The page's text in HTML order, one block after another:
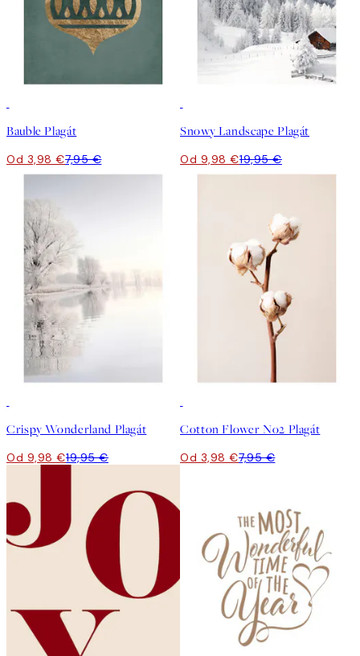
Bauble Plagát
Od 3,98 €7,95 €
Snowy Landscape Plagát
Od 9,98 €19,95 €
Crispy Wonderland Plagát
Od 9,98 €19,95 €
Cotton Flower No2 Plagát
Od 3,98 €7,95 €